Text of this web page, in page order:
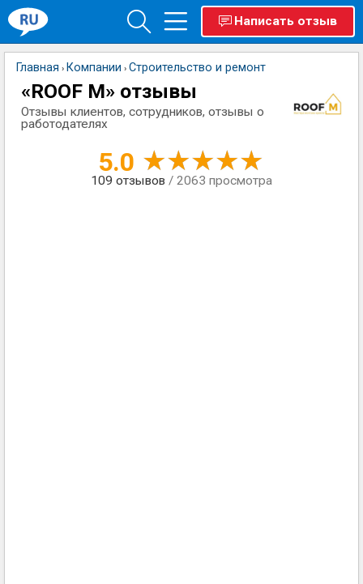
Написать отзыв
Главная › Компании › Строительство и ремонт
«ROOF M» отзывы
Отзывы клиентов, сотрудников, отзывы о
работодателях
5.0
109 отзывов / 2063 просмотра